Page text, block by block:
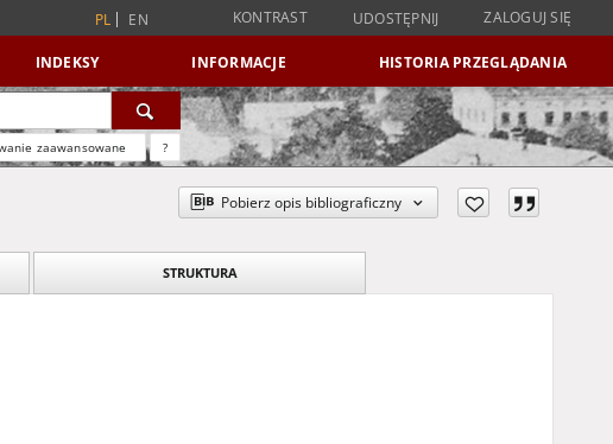
PL EN KONTRAST UDOSTĘPNIJ ZALOGUJ SIĘ
INDEKSY INFORMACJE HISTORIA PRZEGLĄDANIA
zaawansowane ?
Pobierz opis bibliograficzny
STRUKTURA